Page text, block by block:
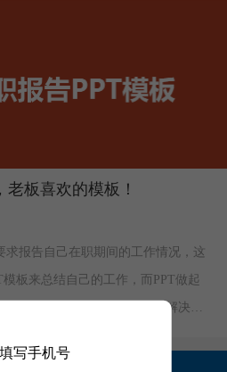
老板喜欢的模板！
报告自己在职期间的工作情况，这
板来总结自己的工作，而PPT做起
通过述职报告PPT模板，来解决这
，让老板眼前一亮！
写手机号